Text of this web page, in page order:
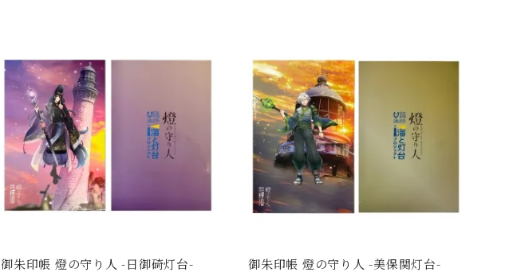
御朱印帳 燈の守り人 -日御碕灯台-
御朱印帳 燈の守り人 -美保関灯台-